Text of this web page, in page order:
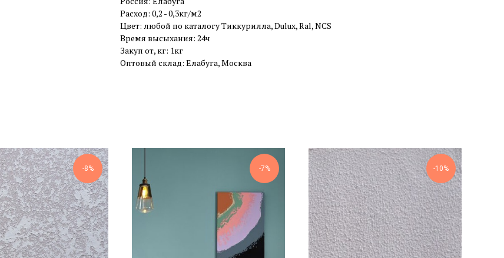
Расход: 0,2 - 0,3кг/м2
Цвет: любой по каталогу Тиккурилла, Dulux, Ral, NCS
Время высыхания: 24ч
Закуп от, кг: 1кг
Оптовый склад: Елабуга, Москва
-8% -7% -10%